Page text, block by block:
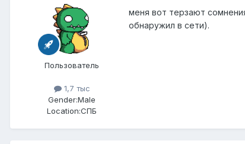
Пользователь
1,7 тыс
Gender:Male
Location:СПБ
меня вот терзают
обнаружил в сети).